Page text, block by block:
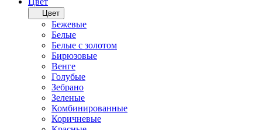
Цвет
Бежевые
Белые
Белые с золотом
Бирюзовые
Венге
Голубые
Зебрано
Зеленые
Комбинированные
Коричневые